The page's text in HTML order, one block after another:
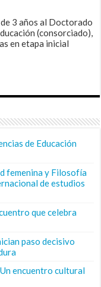
3 años al Doctorado
(consorciado),
en etapa inicial
de Educación
femenina y Filosofía
de estudios
que celebra
paso decisivo
encuentro cultural